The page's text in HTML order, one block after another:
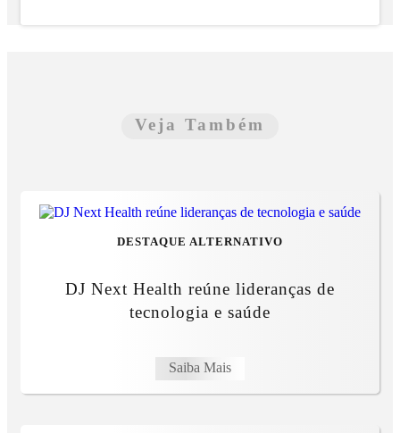
Veja Também
DESTAQUE ALTERNATIVO
DJ Next Health reúne lideranças de
tecnologia e saúde
Saiba Mais